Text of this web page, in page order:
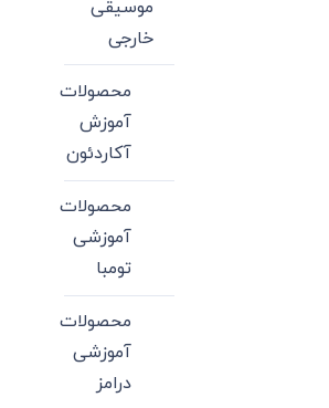
موسیقی
خارجی
محصولات
آموزش
آکاردئون
محصولات
آموزشی
تومبا
محصولات
آموزشی
درامز